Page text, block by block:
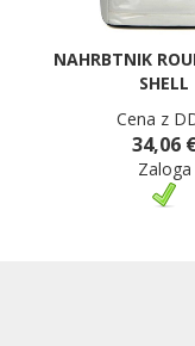
NAHRBTNIK
SHELL
Cena z
34,06
Zaloga